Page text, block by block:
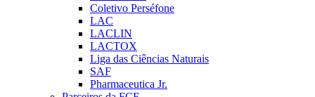
Coletivo Perséfone
LAC
LACLIN
LACTOX
Liga das Ciências Naturais
SAF
Pharmaceutica Jr.